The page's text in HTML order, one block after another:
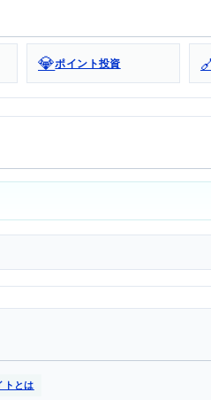
💎ポイント投資
トとは